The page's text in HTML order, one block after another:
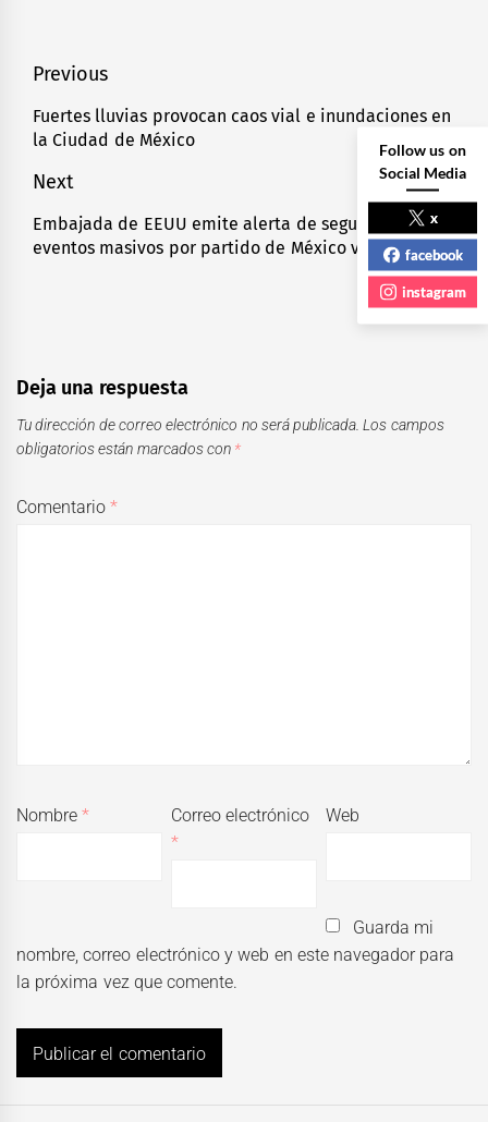
Navegación
de
entradas
Previous
Previous
post:
Fuertes lluvias provocan caos vial e inundaciones en
la Ciudad de México
Next
Next
post:
Embajada de EEUU emite alerta de seguridad en
eventos masivos por partido de México vs Inglaterra
Deja una respuesta
Tu dirección de correo electrónico no será publicada. Los campos
obligatorios están marcados con *
Comentario*
Nombre*
Correo electrónico
*
Web
Guarda mi
nombre, correo electrónico y web en este navegador para
la próxima vez que comente.
Follow us on
Social Media
x
facebook
instagram